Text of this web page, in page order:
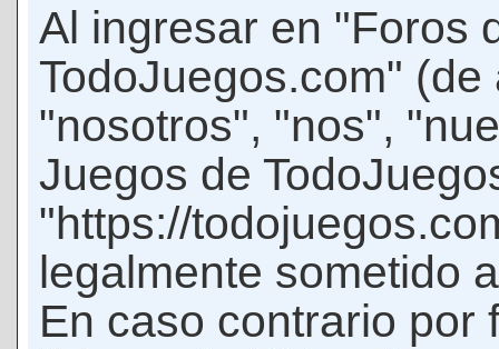
Al ingresar en "Foros
TodoJuegos.com"
"nosotros", "nos",
Juegos de
"https://
legalmente sometido
En caso contrario por